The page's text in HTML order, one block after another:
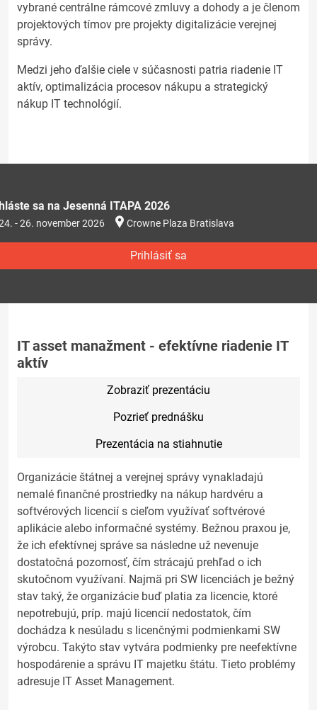
vybrané centrálne rámcové zmluvy a dohody a je členom
projektových tímov pre projekty digitalizácie verejnej
správy.
Medzi jeho ďalšie ciele v súčasnosti patria riadenie IT
aktív, optimalizácia procesov nákupu a strategický
nákup IT technológií.
sa na Jesenná ITAPA 2026
- 26. november 2026 Crowne Plaza Bratislava
Prihlásiť sa
IT asset manažment - efektívne riadenie IT
aktív
Zobraziť prezentáciu
Pozrieť prednášku
Prezentácia na stiahnutie
Organizácie štátnej a verejnej správy vynakladajú
nemalé finančné prostriedky na nákup hardvéru a
softvérových licencií s cieľom využívať softvérové
aplikácie alebo informačné systémy. Bežnou praxou je,
že ich efektívnej správe sa následne už nevenuje
dostatočná pozornosť, čím strácajú prehľad o ich
skutočnom využívaní. Najmä pri SW licenciách je bežný
stav taký, že organizácie buď platia za licencie, ktoré
nepotrebujú, príp. majú licencií nedostatok, čím
dochádza k nesúladu s licenčnými podmienkami SW
výrobcu. Takýto stav vytvára podmienky pre neefektívne
hospodárenie a správu IT majetku štátu. Tieto problémy
adresuje IT Asset Management.